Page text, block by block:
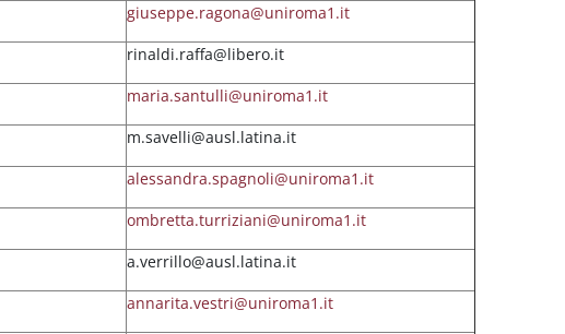
giuseppe.ragona@uniroma1.it
rinaldi.raffa@libero.it
maria.santulli@uniroma1.it
m.savelli@ausl.latina.it
alessandra.spagnoli@uniroma1.it
ombretta.turriziani@uniroma1.it
a.verrillo@ausl.latina.it
annarita.vestri@uniroma1.it